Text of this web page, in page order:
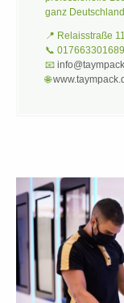
ganz Deutschland.
📍 Relaisstraße
📞 017663301689
📧
🌐